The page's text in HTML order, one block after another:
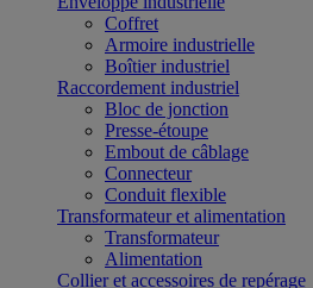
Coffret
Armoire industrielle
Boîtier industriel
Raccordement industriel
Bloc de jonction
Presse-étoupe
Embout de câblage
Connecteur
Conduit flexible
Transformateur et alimentation
Transformateur
Alimentation
Collier et accessoires de repérage